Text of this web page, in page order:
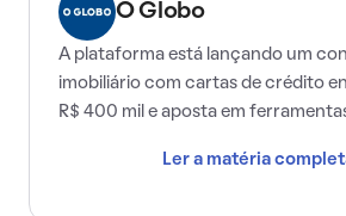
O Globo
A plataforma está lançando um
imobiliário com cartas de crédito
R$ 400 mil e aposta em
Ler a matéria